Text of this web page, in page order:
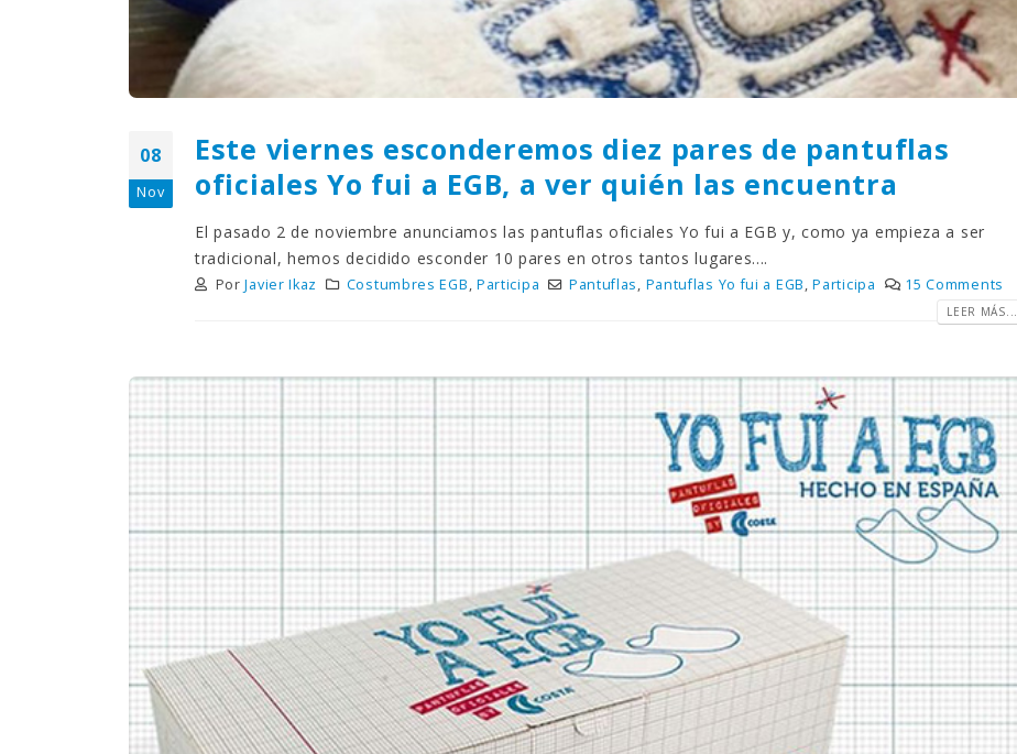
08
Nov
Este viernes esconderemos diez pares de pantuflas
oficiales Yo fui a EGB, a ver quién las encuentra
El pasado 2 de noviembre anunciamos las pantuflas oficiales Yo fui a EGB y, como ya empieza a ser
tradicional, hemos decidido esconder 10 pares en otros tantos lugares....
PorJavier Ikaz Costumbres EGB, Participa Pantuflas, Pantuflas Yo fui a EGB,Participa 15 Comments
LEER MÁS...